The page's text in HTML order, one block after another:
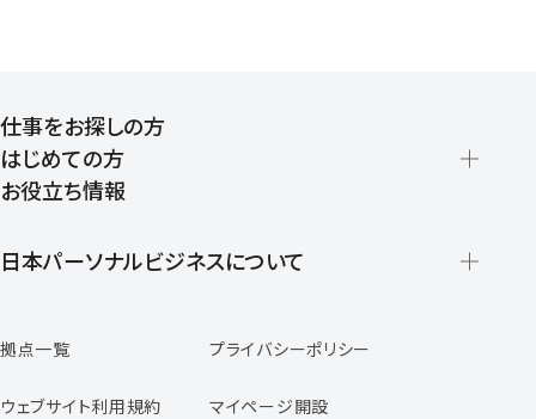
仕事をお探しの方
はじめての方
登録から就業開始までの流れ
お役立ち情報
日本パーソナルビジネスについて
スタッフの声
専任コンサルタントの声
拠点一覧 プライバシーポリシー
ウェブサイト利用規約 マイページ開設